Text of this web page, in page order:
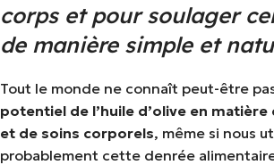
corps et pour soulager
de manière simple et
Tout le monde ne connaît peut-être
potentiel de l’huile d’olive en
et de soins corporels, même si nous
probablement cette denrée